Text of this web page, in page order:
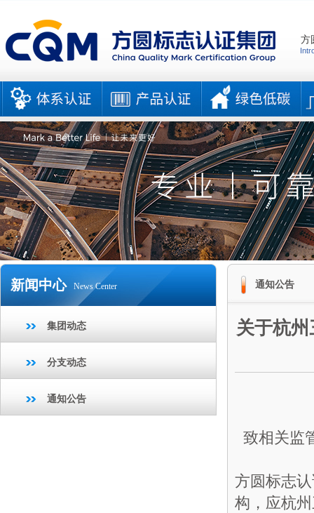
方
新闻中心 News Center
集团动态
分支动态
通知公告
通知公告
关于杭
致相关监
方圆标志
构，应杭